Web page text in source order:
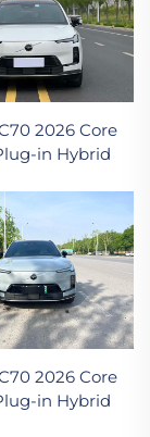
2026 Core
in Hybrid
2026 Core
in Hybrid